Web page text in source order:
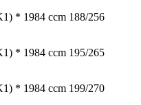
* 1984 ccm 188/256
* 1984 ccm 195/265
* 1984 ccm 199/270